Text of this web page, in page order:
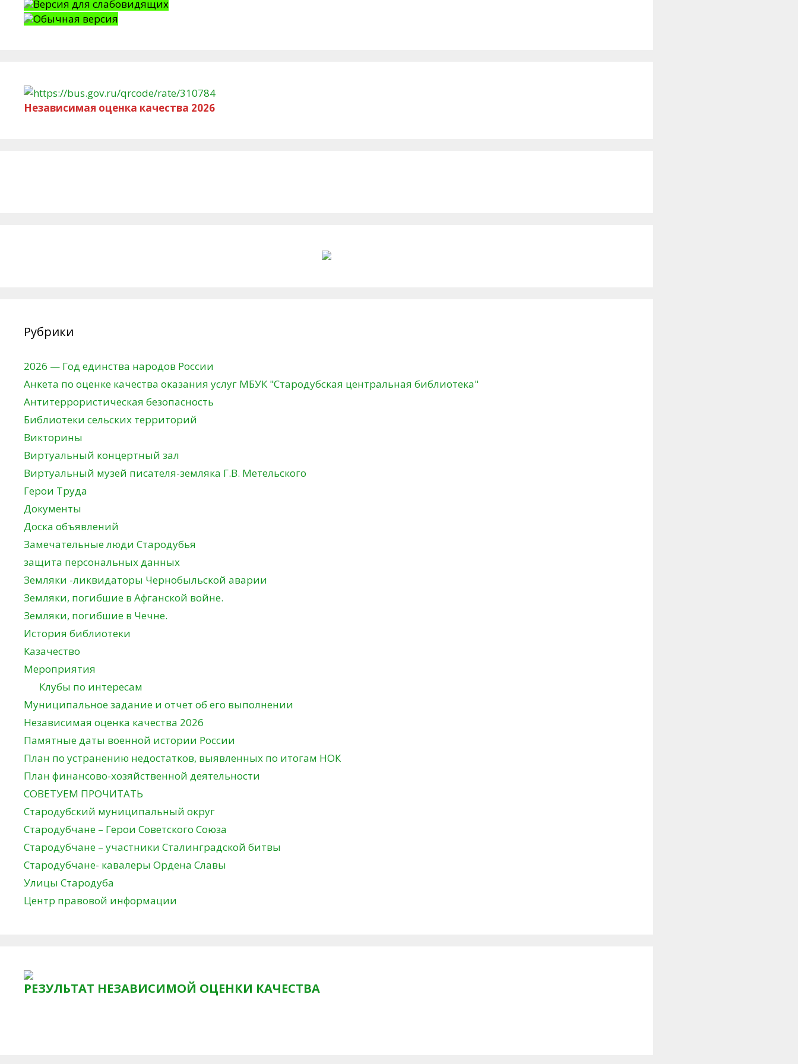
Версия для слабовидящих
Обычная версия
Независимая оценка качества 2026
Рубрики
2026 — Год единства народов России
Анкета по оценке качества оказания услуг МБУК "Стародубская центральная библиотека"
Антитеррористическая безопасность
Библиотеки сельских территорий
Викторины
Виртуальный концертный зал
Виртуальный музей писателя-земляка Г.В. Метельского
Герои Труда
Документы
Доска объявлений
Замечательные люди Стародубья
защита персональных данных
Земляки -ликвидаторы Чернобыльской аварии
Земляки, погибшие в Афганской войне.
Земляки, погибшие в Чечне.
История библиотеки
Казачество
Мероприятия
Клубы по интересам
Муниципальное задание и отчет об его выполнении
Независимая оценка качества 2026
Памятные даты военной истории России
План по устранению недостатков, выявленных по итогам НОК
План финансово-хозяйственной деятельности
СОВЕТУЕМ ПРОЧИТАТЬ
Стародубский муниципальный округ
Стародубчане – Герои Советского Союза
Стародубчане – участники Сталинградской битвы
Стародубчане- кавалеры Ордена Славы
Улицы Стародуба
Центр правовой информации
РЕЗУЛЬТАТ НЕЗАВИСИМОЙ ОЦЕНКИ КАЧЕСТВА